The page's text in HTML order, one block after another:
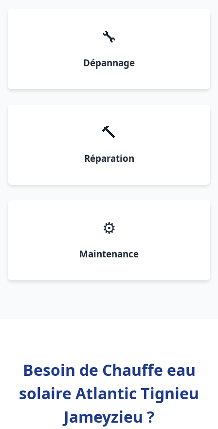
🔧
Dépannage
🔨
Réparation
⚙️
Maintenance
Besoin de Chauffe eau
solaire Atlantic Tignieu
Jameyzieu ?